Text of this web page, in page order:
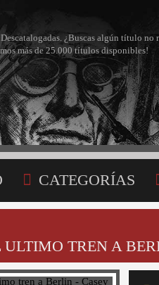
¿Buscas algún título no
más de 25.000 títulos disponibles!
CATEGORÍAS
ULTIMO TREN A